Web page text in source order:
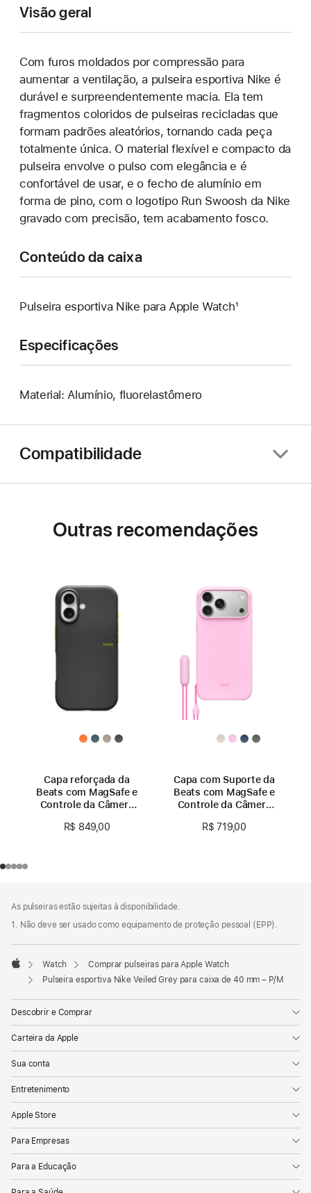
Visão geral
Com furos moldados por compressão para
aumentar a ventilação, a pulseira esportiva Nike é
durável e surpreendentemente macia. Ela tem
fragmentos coloridos de pulseiras recicladas que
formam padrões aleatórios, tornando cada peça
totalmente única. O material flexível e compacto da
pulseira envolve o pulso com elegância e é
confortável de usar, e o fecho de alumínio em
forma de pino, com o logotipo Run Swoosh da Nike
gravado com precisão, tem acabamento fosco.
Conteúdo da caixa
Pulseira esportiva Nike para Apple Watch¹
Especificações
Material: Alumínio, fluorelastômero
Compatibilidade
Outras recomendações
Capa reforçada da
Beats com MagSafe e
Controle da Câmera
Preto-everest
R$ 849,00
Capa com Suporte da
Beats com MagSafe e
Controle da Câmera
Pro Max – Quartzo-
R$ 719,00
de
rodapé
As pulseiras estão sujeitas à disponibilidade.
1. Não deve ser usado como equipamento de proteção pessoal (EPP).
Apple
Watch
Comprar pulseiras para Apple Watch
Pulseira esportiva Nike Veiled Grey para caixa de 40 mm – P/M
Descobrir e Comprar
Carteira da Apple
Sua conta
Entretenimento
Apple Store
Para Empresas
Para a Educação